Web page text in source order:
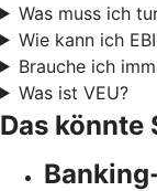
Was muss ich
Wie kann ich
Brauche ich
Was ist VEU?
Das könnte